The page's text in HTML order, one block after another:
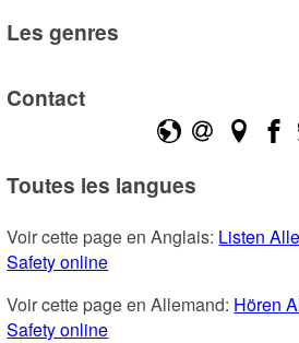
Les genres
Contact
Toutes les langues
Voir cette page en Anglais: Listen
Safety online
Voir cette page en Allemand: Hören
Safety online